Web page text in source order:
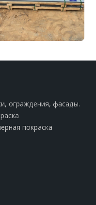
ограждения, фасады.
покраска